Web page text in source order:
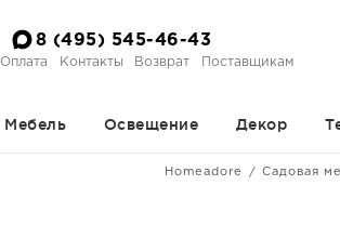
8 (495) 545-46-43
Оплата Контакты Возврат Поставщикам
Мебель Освещение Декор
Homeadore Садовая